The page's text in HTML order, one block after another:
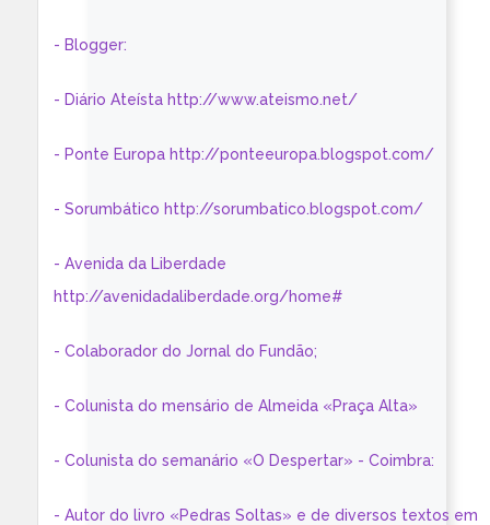
- Blogger:
- Diário Ateísta http://www.ateismo.net/
- Ponte Europa http://ponteeuropa.blogspot.com/
- Sorumbático http://sorumbatico.blogspot.com/
- Avenida da Liberdade
http://avenidadaliberdade.org/home#
- Colaborador do Jornal do Fundão;
- Colunista do mensário de Almeida «Praça Alta»
- Colunista do semanário «O Despertar» - Coimbra:
- Autor do livro «Pedras Soltas» e de diversos textos em